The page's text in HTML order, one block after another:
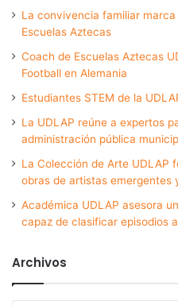
La convivencia familiar
Escuelas Aztecas
Coach de Escuelas Aztecas
Football en Alemania
Estudiantes STEM de la
La UDLAP reúne a expertos
administración pública
La Colección de Arte UDLAP
obras de artistas emergentes
Académica UDLAP asesora
capaz de clasificar episodios
Archivos